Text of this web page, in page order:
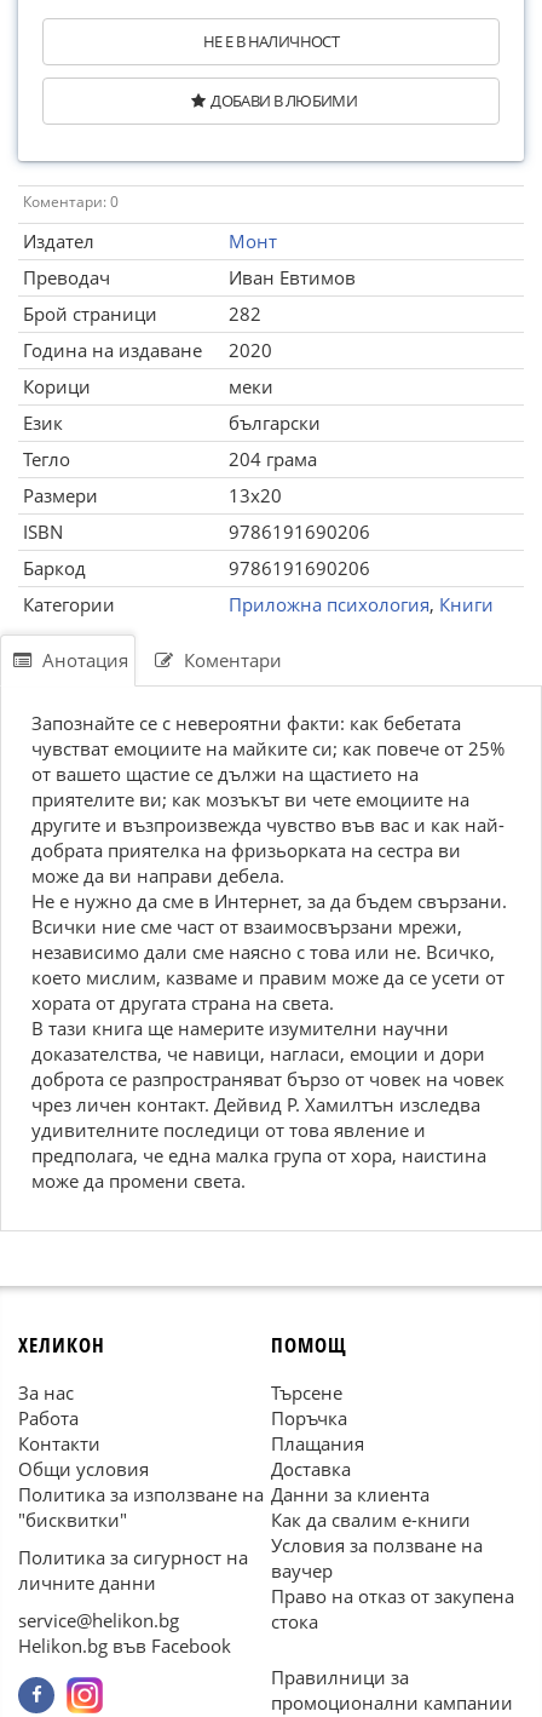
НЕ Е В НАЛИЧНОСТ
ДОБАВИ В ЛЮБИМИ
Коментари: 0
Издател
Монт
Преводач
Иван Евтимов
Брой страници
282
Година на издаване
2020
Корици
меки
Език
български
Тегло
204 грама
Размери
13x20
ISBN
9786191690206
Баркод
9786191690206
Категории
Приложна психология, Книги
Анотация Коментари
Запознайте се с невероятни факти: как бебетата
чувстват емоциите на майките си; как повече от 25%
от вашето щастие се дължи на щастието на
приятелите ви; как мозъкът ви чете емоциите на
другите и възпроизвежда чувство във вас и как най-
добрата приятелка на фризьорката на сестра ви
може да ви направи дебела.
Не е нужно да сме в Интернет, за да бъдем свързани.
Всички ние сме част от взаимосвързани мрежи,
независимо дали сме наясно с това или не. Всичко,
което мислим, казваме и правим може да се усети от
хората от другата страна на света.
В тази книга ще намерите изумителни научни
доказателства, че навици, нагласи, емоции и дори
доброта се разпространяват бързо от човек на човек
чрез личен контакт. Дейвид Р. Хамилтън изследва
удивителните последици от това явление и
предполага, че една малка група от хора, наистина
може да промени света.
ХЕЛИКОН
За нас
Работа
Контакти
Общи условия
Политика за използване на
"бисквитки"
Политика за сигурност на
личните данни
service@helikon.bg
Helikon.bg във Facebook
ПОМОЩ
Търсене
Поръчка
Плащания
Доставка
Данни за клиента
Как да свалим е-книги
Условия за ползване на
ваучер
Право на отказ от закупена
стока
Правилници за
промоционални кампании